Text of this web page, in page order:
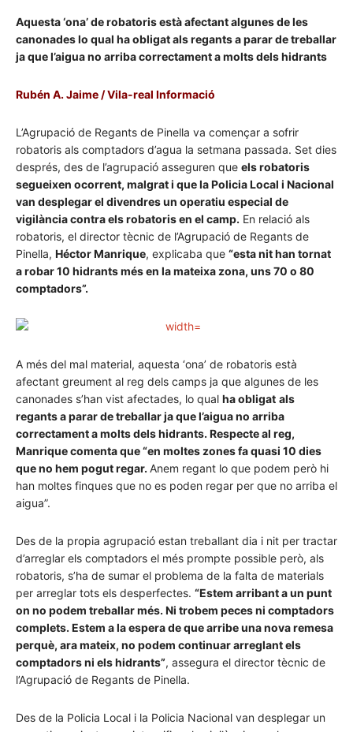
Aquesta ‘ona’ de robatoris està afectant algunes de les
canonades lo qual ha obligat als regants a parar de treballar
ja que l’aigua no arriba correctament a molts dels hidrants
Rubén A. Jaime / Vila-real Informació
L’Agrupació de Regants de Pinella va començar a sofrir
robatoris als comptadors d’agua la setmana passada. Set dies
després, des de l’agrupació asseguren que els robatoris
segueixen ocorrent, malgrat i que la Policia Local i Nacional
van desplegar el divendres un operatiu especial de
vigilància contra els robatoris en el camp. En relació als
robatoris, el director tècnic de l’Agrupació de Regants de
Pinella, Héctor Manrique, explicaba que “esta nit han tornat
a robar 10 hidrants més en la mateixa zona, uns 70 o 80
comptadors”.
A més del mal material, aquesta ‘ona’ de robatoris està
afectant greument al reg dels camps ja que algunes de les
canonades s’han vist afectades, lo qual ha obligat als
regants a parar de treballar ja que l’aigua no arriba
correctament a molts dels hidrants. Respecte al reg,
Manrique comenta que “en moltes zones fa quasi 10 dies
que no hem pogut regar. Anem regant lo que podem però hi
han moltes finques que no es poden regar per que no arriba el
aigua”.
Des de la propia agrupació estan treballant dia i nit per tractar
d’arreglar els comptadors el més prompte possible però, als
robatoris, s’ha de sumar el problema de la falta de materials
per arreglar tots els desperfectes. “Estem arribant a un punt
on no podem treballar més. Ni trobem peces ni comptadors
complets. Estem a la espera de que arribe una nova remesa
perquè, ara mateix, no podem continuar arreglant els
comptadors ni els hidrants”, assegura el director tècnic de
l’Agrupació de Regants de Pinella.
Des de la Policia Local i la Policia Nacional van desplegar un